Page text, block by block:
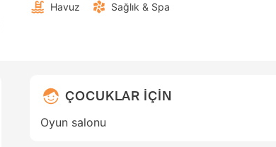
Havuz Sağlık & Spa
ÇOCUKLAR İÇİN
Oyun salonu